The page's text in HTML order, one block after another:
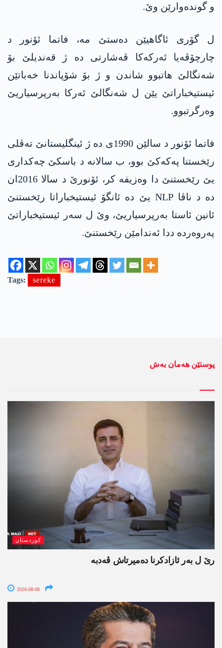
و گوندەوارێن وێ.
ل گۆری ئاگاهیێن ده‌ستێ مه‌، فاتما ئۆنور د
چارچۆڤەیا ئه‌ركه‌كا ڤەشارتی ده‌ ژ قەندیلێ بۆ
شەنگالێ هاتبوو شاندن و ژ بۆ شۆپاندنا خەباتێن
ئیستیخباراتێ یێن ل شەنگالێ ئه‌ركا بەرپرسیاریێ
وه‌رگرتبوو.
فاتما ئۆنور د سالێن 1990ی دە ژ ئینگلیستانێ تەڤلی
رێخستنا په‌كه‌كێ بوو، ب سالانه‌ د باسکێ چەکداری
یێ رێخستنێ دا وەزیفە کر، ئۆنورێ د سالا 2016ان
دە د ناڤا NLP یێ ده‌ ئانگۆ ئیستیخباراتا رێخستنێ
ئانین ئاستا بەرپرسیاریێ، وێ ل سەر ئیستیخباراتێ
پەروەردە ددا ئەندامێن رێخستنێ.
Tags: sereke
پوستێن ھەمان بەش
کوردستان
رێ ل بەر ئازادکرنا دەمیرتاش ڤەدبە
2026-08-08